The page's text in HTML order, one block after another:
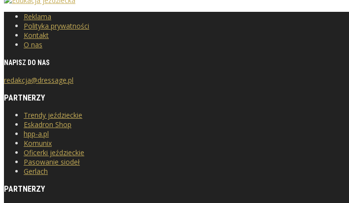
Reklama
Polityka prywatności
Kontakt
O nas
NAPISZ DO NAS
redakcja@dressage.pl
PARTNERZY
Trendy jeździeckie
Eskadron Shop
hpp-a.pl
Komunix
Oficerki jeździeckie
Pasowanie siodeł
Gerlach
PARTNERZY